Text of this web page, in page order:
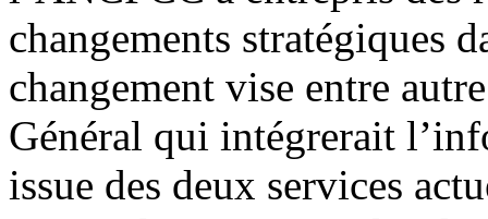
changements stratégiques
changement vise entre
Général qui intégrerait
issue des deux services